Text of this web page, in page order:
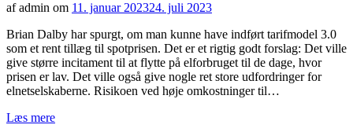
af admin om 11. januar 202324. juli 2023
Brian Dalby har spurgt, om man kunne have indført tarifmodel 3.0
som et rent tillæg til spotprisen. Det er et rigtig godt forslag: Det ville
give større incitament til at flytte på elforbruget til de dage, hvor
prisen er lav. Det ville også give nogle ret store udfordringer for
elnetselskaberne. Risikoen ved høje omkostninger til…
Læs mere